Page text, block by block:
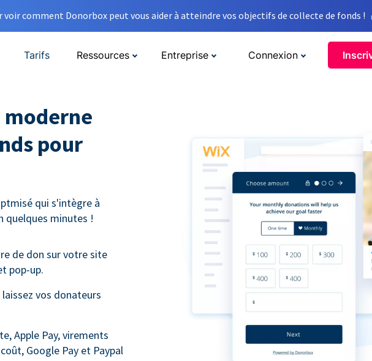
voir comment Donorbox peut vous aider à atteindre vos objectifs de collecte de fonds !
Tarifs Ressources Entreprise Connexion
pour
qui s'intègre à
quelques minutes !
de don sur votre site
pop-up.
vos donateurs
Apple Pay, virements
Google Pay et Paypal